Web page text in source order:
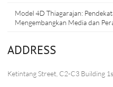
Model 4D Thiagarajan:
Mengembangkan Media dan
ADDRESS
Ketintang Street, C2-C3 Building